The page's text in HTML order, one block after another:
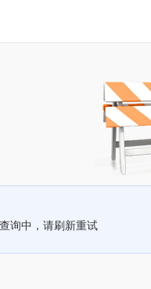
询中，请刷新重试